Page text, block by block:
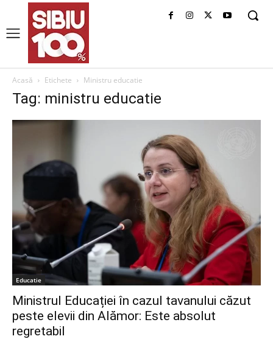
Acasă Etichete Ministru educatie
Tag: ministru educatie
Educatie
Ministrul Educației în cazul tavanului căzut
peste elevii din Alămor: Este absolut
regretabil